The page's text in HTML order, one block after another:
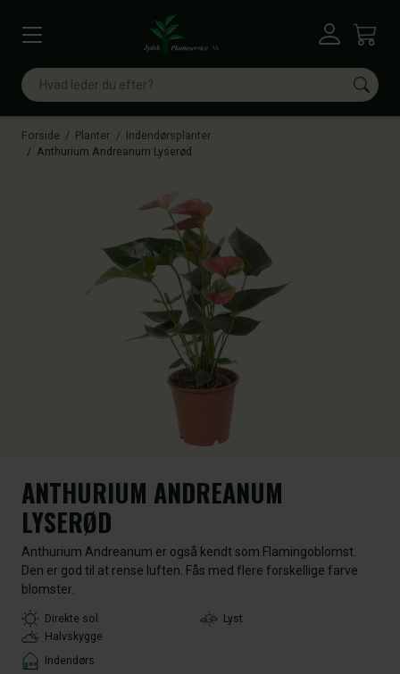
Vis menu
Søg
Log ind Kurv
Forside Planter
Indendørsplanter
Anthurium Andreanum Lyserød
ANTHURIUM ANDREANUM
LYSERØD
Anthurium Andreanum er også kendt som Flamingoblomst.
Den er god til at rense luften. Fås med flere forskellige farve
blomster.
LightTypeDirekte sol
Lyst
Halvskygge
Placement
Indendørs